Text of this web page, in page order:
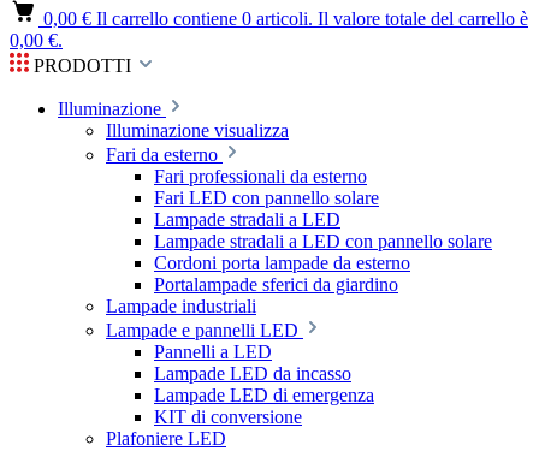
0,00 € Il carrello contiene 0 articoli. Il valore totale del carrello è
0,00 €.
PRODOTTI
Illuminazione
Illuminazione visualizza
Fari da esterno
Fari professionali da esterno
Fari LED con pannello solare
Lampade stradali a LED
Lampade stradali a LED con pannello solare
Cordoni porta lampade da esterno
Portalampade sferici da giardino
Lampade industriali
Lampade e pannelli LED
Pannelli a LED
Lampade LED da incasso
Lampade LED di emergenza
KIT di conversione
Plafoniere LED